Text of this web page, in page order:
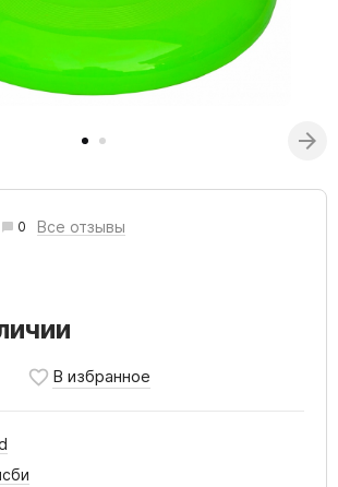
0 Все отзывы